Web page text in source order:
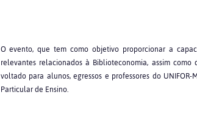
O evento, que tem como objetivo proporcionar a
relevantes relacionados à Biblioteconomia, assim
voltado para alunos, egressos e professores do
Particular de Ensino.